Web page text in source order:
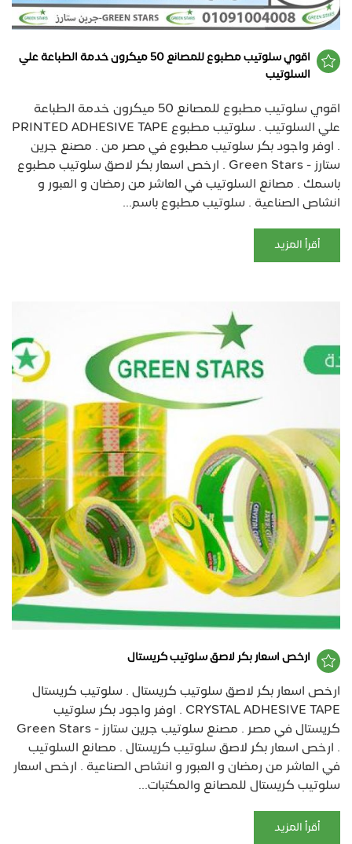
اقوي سلوتيب مطبوع للمصانع 50 ميكرون خدمة الطباعة علي
السلوتيب
اقوي سلوتيب مطبوع للمصانع 50 ميكرون خدمة الطباعة
علي السلوتيب . سلوتيب مطبوع PRINTED ADHESIVE TAPE
. اوفر واجود بكر سلوتيب مطبوع في مصر من . مصنع جرين
ستارز - Green Stars . ارخص اسعار بكر لاصق سلوتيب مطبوع
باسمك . مصانع السلوتيب في العاشر من رمضان و العبور و
انشاص الصناعية . سلوتيب مطبوع باسم...
أقرأ المزيد
ارخص اسعار بكر لاصق سلوتيب كريستال
ارخص اسعار بكر لاصق سلوتيب كريستال . سلوتيب كريستال
CRYSTAL ADHESIVE TAPE . اوفر واجود بكر سلوتيب
كريستال في مصر . مصنع سلوتيب جرين ستارز - Green Stars
. ارخص اسعار بكر لاصق سلوتيب كريستال . مصانع السلوتيب
في العاشر من رمضان و العبور و انشاص الصناعية . ارخص اسعار
سلوتيب كريستال للمصانع والمكتبات...
أقرأ المزيد